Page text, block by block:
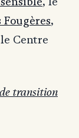
Fougères,
Centre
transition